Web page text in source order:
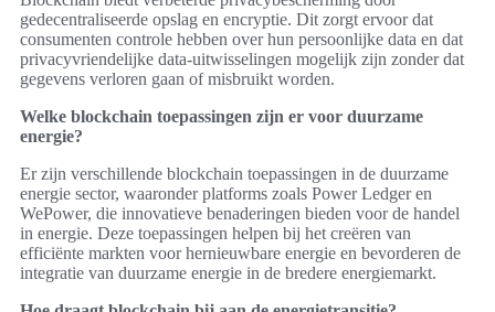
gedecentraliseerde opslag en encryptie. Dit zorgt ervoor dat
consumenten controle hebben over hun persoonlijke data en dat
privacyvriendelijke data-uitwisselingen mogelijk zijn zonder dat
gegevens verloren gaan of misbruikt worden.
Welke blockchain toepassingen zijn er voor duurzame
energie?
Er zijn verschillende blockchain toepassingen in de duurzame
energie sector, waaronder platforms zoals Power Ledger en
WePower, die innovatieve benaderingen bieden voor de handel
in energie. Deze toepassingen helpen bij het creëren van
efficiënte markten voor hernieuwbare energie en bevorderen de
integratie van duurzame energie in de bredere energiemarkt.